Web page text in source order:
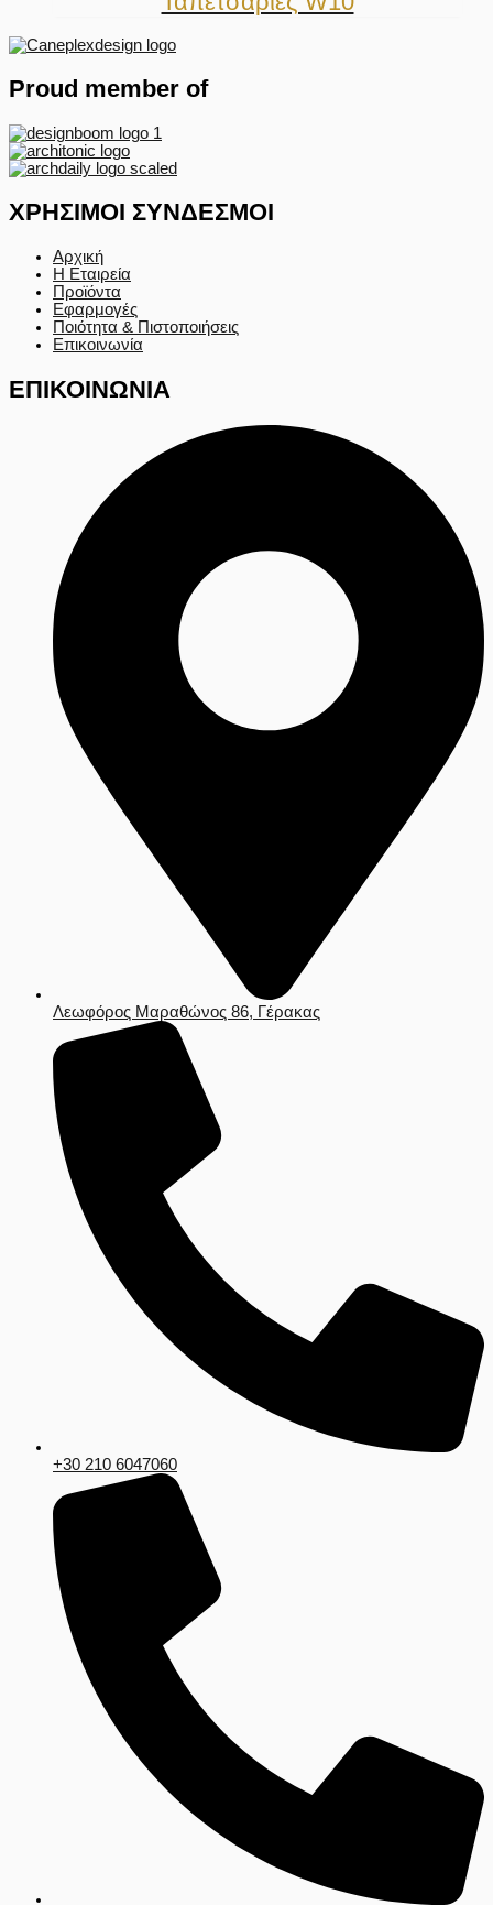
Proud member of
ΧΡΗΣΙΜΟΙ ΣΥΝΔΕΣΜΟΙ
Αρχική
Η Εταιρεία
Προϊόντα
Εφαρμογές
Ποιότητα & Πιστοποιήσεις
Επικοινωνία
ΕΠΙΚΟΙΝΩΝΙΑ
Λεωφόρος Μαραθώνος 86, Γέρακας
+30 210 6047060